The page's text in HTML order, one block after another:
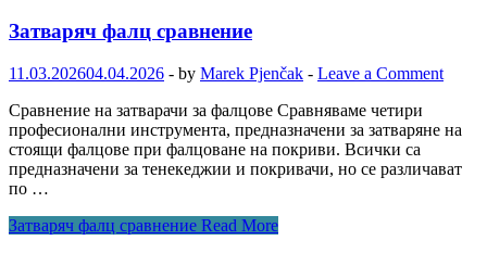
Затваряч фалц сравнение
11.03.202604.04.2026 - by Marek Pjenčak - Leave a Comment
Сравнение на затварачи за фалцове Сравняваме четири
професионални инструмента, предназначени за затваряне на
стоящи фалцове при фалцоване на покриви. Всички са
предназначени за тенекеджии и покривачи, но се различават
по …
Затваряч фалц сравнение Read More